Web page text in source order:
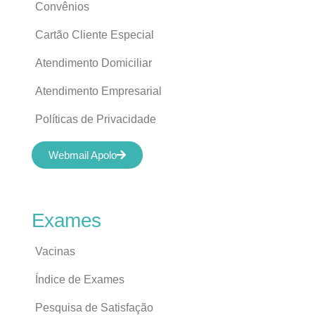
Exames
Vacinas
Índice de Exames
Pesquisa de Satisfação
Convênios
Cartão Cliente Especial
Atendimento Domiciliar
Atendimento Empresarial
Políticas de Privacidade
Webmail Apolo